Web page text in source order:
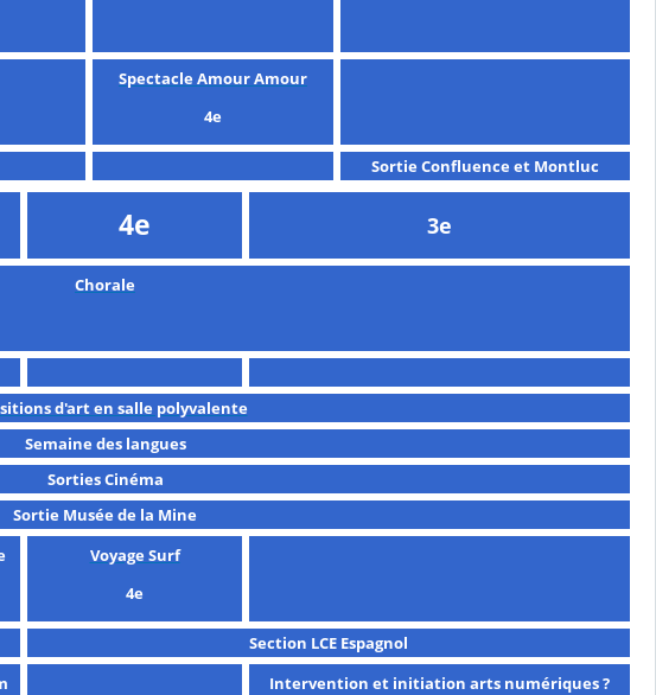
Spectacle Amour Amour
4e
Sortie Confluence et Montluc
4e 3e
Chorale
d'art en salle polyvalente
Semaine des langues
Sorties Cinéma
Sortie Musée de la Mine
Voyage Surf
4e
Section LCE Espagnol
Intervention et initiation arts numériques ?